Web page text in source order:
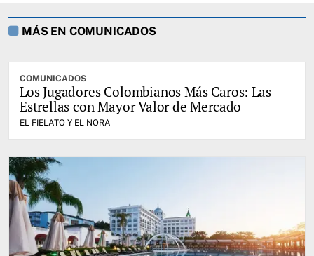
MÁS EN COMUNICADOS
COMUNICADOS
Los Jugadores Colombianos Más Caros: Las
Estrellas con Mayor Valor de Mercado
EL FIELATO Y EL NORA